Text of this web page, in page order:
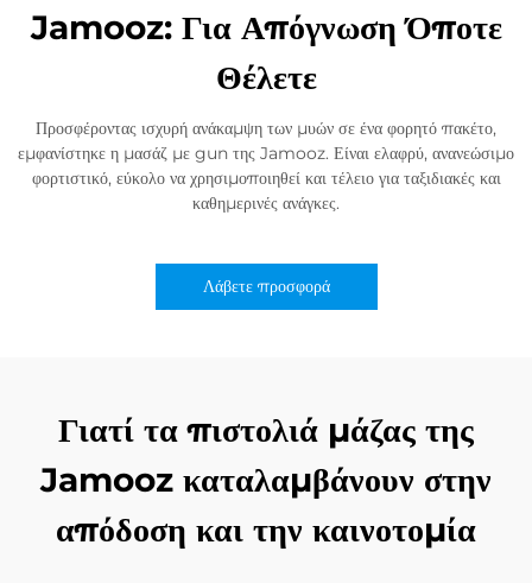
Jamooz: Για Απόγνωση Όποτε
Θέλετε
Προσφέροντας ισχυρή ανάκαμψη των μυών σε ένα φορητό πακέτο,
εμφανίστηκε η μασάζ με gun της Jamooz. Είναι ελαφρύ, ανανεώσιμο
φορτιστικό, εύκολο να χρησιμοποιηθεί και τέλειο για ταξιδιακές και
καθημερινές ανάγκες.
Λάβετε προσφορά
Γιατί τα πιστολιά μάζας της
Jamooz καταλαμβάνουν στην
απόδοση και την καινοτομία